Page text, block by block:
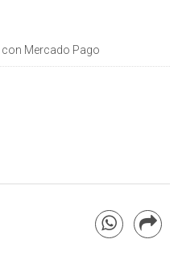
con Mercado Pago